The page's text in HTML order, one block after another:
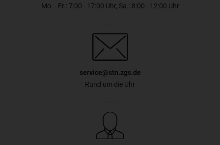
Mo. - Fr.: 7:00 - 17:00 Uhr, Sa.: 8:00 - 12:00 Uhr
service@stn.zgs.de
Rund um die Uhr